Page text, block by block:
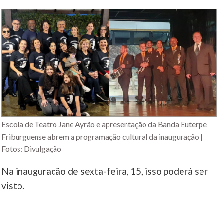
Escola de Teatro Jane Ayrão e apresentação da Banda Euterpe
Friburguense abrem a programação cultural da inauguração |
Fotos: Divulgação
Na inauguração de sexta-feira, 15, isso poderá ser
visto.